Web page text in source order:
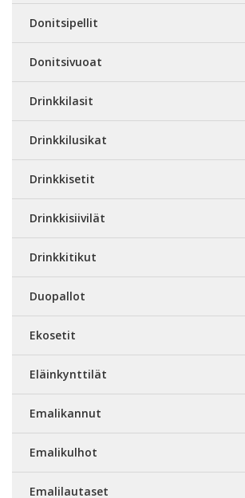
Donitsipellit
Donitsivuoat
Drinkkilasit
Drinkkilusikat
Drinkkisetit
Drinkkisiivilät
Drinkkitikut
Duopallot
Ekosetit
Eläinkynttilät
Emalikannut
Emalikulhot
Emalilautaset